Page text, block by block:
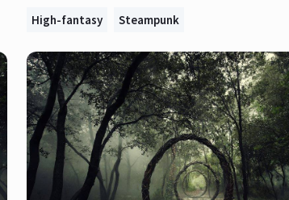
High-fantasy
Steampunk